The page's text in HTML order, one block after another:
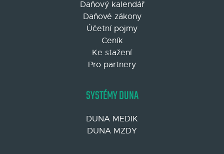
Daňový kalendář
Daňové zákony
Účetní pojmy
Ceník
Ke stažení
Pro partnery
SYSTÉMY DUNA
DUNA MEDIK
DUNA MZDY